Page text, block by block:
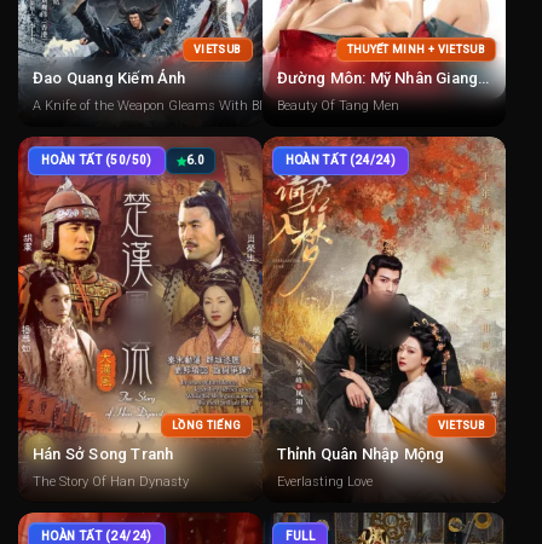
VIETSUB
Đao Quang Kiếm Ảnh
A Knife of the Weapon Gleams With Blood
THUYẾT MINH + VIETSUB
Đường Môn: Mỹ Nhân Giang Hồ
Beauty Of Tang Men
HOÀN TẤT (50/50) 6.0
LỒNG TIẾNG
Hán Sở Song Tranh
The Story Of Han Dynasty
HOÀN TẤT (24/24)
VIETSUB
Thỉnh Quân Nhập Mộng
Everlasting Love
HOÀN TẤT (24/24) FULL